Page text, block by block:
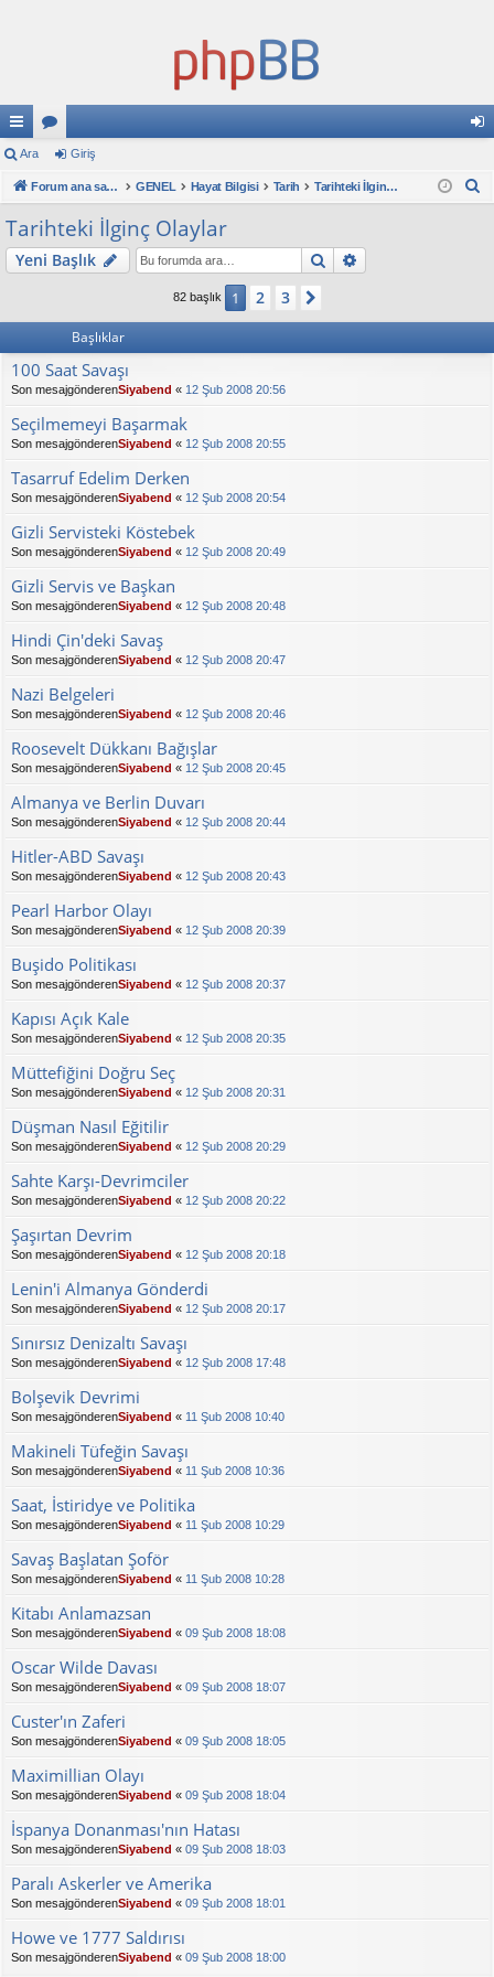
ızl
ba
ğl
tıl
ar
u
ml
ar
ş
Ara Giriş
Forum ana sayfa GENEL Hayat Bilgisi Tarih Tarihteki İlginç Olaylar
Tarihteki İlginç Olaylar
Yeni Başlık Ara
82 başlık 1 2 3
Başlıklar
100 Saat Savaşı
Son mesajgönderenSiyabend « 12 Şub 2008 20:56
Seçilmemeyi Başarmak
Son mesajgönderenSiyabend « 12 Şub 2008 20:55
Tasarruf Edelim Derken
Son mesajgönderenSiyabend « 12 Şub 2008 20:54
Gizli Servisteki Köstebek
Son mesajgönderenSiyabend « 12 Şub 2008 20:49
Gizli Servis ve Başkan
Son mesajgönderenSiyabend « 12 Şub 2008 20:48
Hindi Çin'deki Savaş
Son mesajgönderenSiyabend « 12 Şub 2008 20:47
Nazi Belgeleri
Son mesajgönderenSiyabend « 12 Şub 2008 20:46
Roosevelt Dükkanı Bağışlar
Son mesajgönderenSiyabend « 12 Şub 2008 20:45
Almanya ve Berlin Duvarı
Son mesajgönderenSiyabend « 12 Şub 2008 20:44
Hitler-ABD Savaşı
Son mesajgönderenSiyabend « 12 Şub 2008 20:43
Pearl Harbor Olayı
Son mesajgönderenSiyabend « 12 Şub 2008 20:39
Buşido Politikası
Son mesajgönderenSiyabend « 12 Şub 2008 20:37
Kapısı Açık Kale
Son mesajgönderenSiyabend « 12 Şub 2008 20:35
Müttefiğini Doğru Seç
Son mesajgönderenSiyabend « 12 Şub 2008 20:31
Düşman Nasıl Eğitilir
Son mesajgönderenSiyabend « 12 Şub 2008 20:29
Sahte Karşı-Devrimciler
Son mesajgönderenSiyabend « 12 Şub 2008 20:22
Şaşırtan Devrim
Son mesajgönderenSiyabend « 12 Şub 2008 20:18
Lenin'i Almanya Gönderdi
Son mesajgönderenSiyabend « 12 Şub 2008 20:17
Sınırsız Denizaltı Savaşı
Son mesajgönderenSiyabend « 12 Şub 2008 17:48
Bolşevik Devrimi
Son mesajgönderenSiyabend « 11 Şub 2008 10:40
Makineli Tüfeğin Savaşı
Son mesajgönderenSiyabend « 11 Şub 2008 10:36
Saat, İstiridye ve Politika
Son mesajgönderenSiyabend « 11 Şub 2008 10:29
Savaş Başlatan Şoför
Son mesajgönderenSiyabend « 11 Şub 2008 10:28
Kitabı Anlamazsan
Son mesajgönderenSiyabend « 09 Şub 2008 18:08
Oscar Wilde Davası
Son mesajgönderenSiyabend « 09 Şub 2008 18:07
Custer'ın Zaferi
Son mesajgönderenSiyabend « 09 Şub 2008 18:05
Maximillian Olayı
Son mesajgönderenSiyabend « 09 Şub 2008 18:04
İspanya Donanması'nın Hatası
Son mesajgönderenSiyabend « 09 Şub 2008 18:03
Paralı Askerler ve Amerika
Son mesajgönderenSiyabend « 09 Şub 2008 18:01
Howe ve 1777 Saldırısı
Son mesajgönderenSiyabend « 09 Şub 2008 18:00